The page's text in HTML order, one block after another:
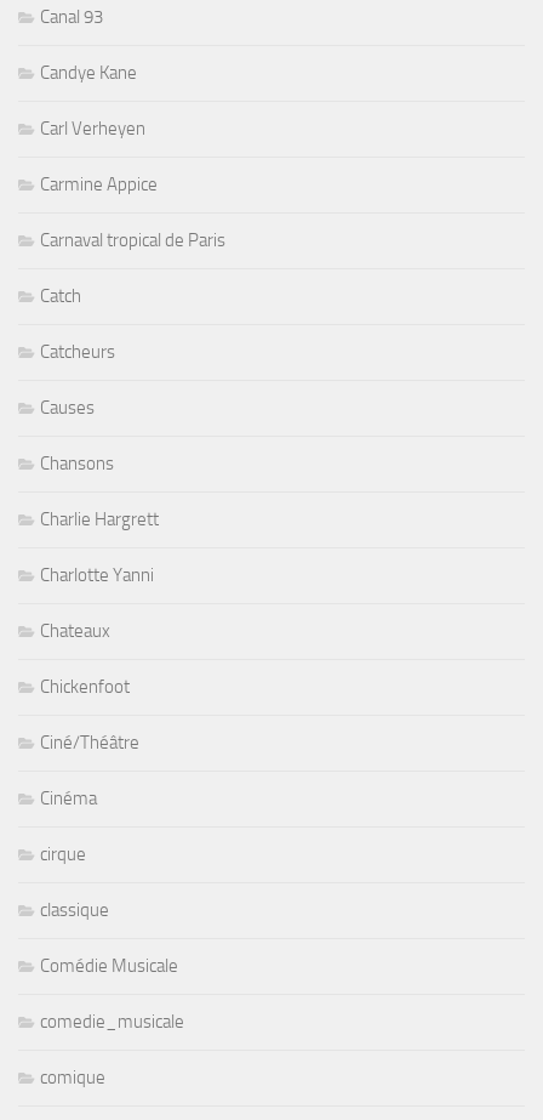
Canal 93
Candye Kane
Carl Verheyen
Carmine Appice
Carnaval tropical de Paris
Catch
Catcheurs
Causes
Chansons
Charlie Hargrett
Charlotte Yanni
Chateaux
Chickenfoot
Ciné/Théâtre
Cinéma
cirque
classique
Comédie Musicale
comedie_musicale
comique